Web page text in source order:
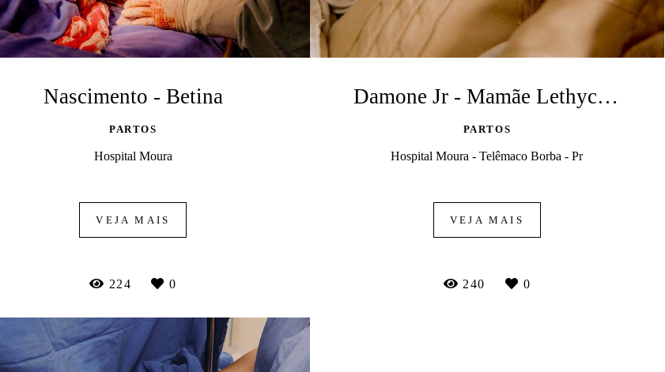
Nascimento - Betina
PARTOS
Hospital Moura
VEJA MAIS
224 0
Damone Jr - Mamãe Lethycia + Papai Damone
PARTOS
Hospital Moura - Telêmaco Borba - Pr
VEJA MAIS
240 0